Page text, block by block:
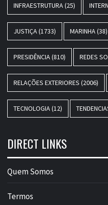
INFRAESTRUTURA (25)
JUSTIÇA (1733) MARINHA (38)
PRESIDÊNCIA (810) REDES
RELAÇÕES EXTERIORES (2006)
TECNOLOGIA (12)
DIRECT LINKS
Quem Somos
Termos